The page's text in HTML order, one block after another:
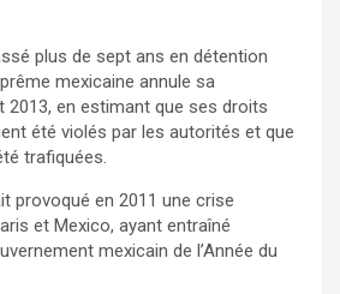
plus de sept ans en détention
mexicaine annule sa
2013, en estimant que ses droits
été violés par les autorités et que
trafiquées.
provoqué en 2011 une crise
et Mexico, ayant entraîné
mexicain de l’Année du